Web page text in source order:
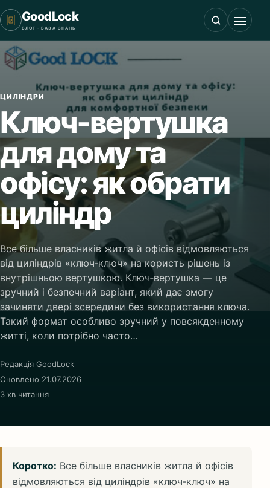
GoodLock
БЛОГ · БАЗА ЗНАНЬ
ЦИЛІНДРИ
Ключ‑вертушка
для дому та
офісу: як обрати
циліндр
Все більше власників житла й офісів відмовляються
від циліндрів «ключ‑ключ» на користь рішень із
внутрішньою вертушкою. Ключ‑вертушка — це
зручний і безпечний варіант, який дає змогу
зачиняти двері зсередини без використання ключа.
Такий формат особливо зручний у повсякденному
житті, коли потрібно часто…
Редакція GoodLock
Оновлено 21.07.2026
3 хв читання
Коротко: Все більше власників житла й офісів
відмовляються від циліндрів «ключ‑ключ» на